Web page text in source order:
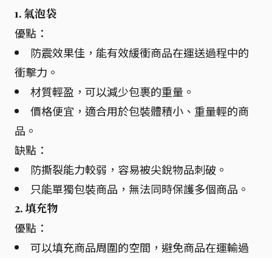
1. 氣泡袋
優點：
防震效果佳，能有效緩衝商品在運送過程中的
衝擊力。
材質輕盈，可以減少包裹的重量。
價格便宜，適合用於包裝體積小、重量輕的商
品。
缺點：
防撕裂能力較弱，容易被尖銳物品刺破。
只能單獨包裝商品，無法同時保護多個商品。
2. 填充物
優點：
可以填充商品周圍的空間，避免商品在運輸過